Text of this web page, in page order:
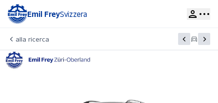
Emil FreySvizzera
alla ricerca